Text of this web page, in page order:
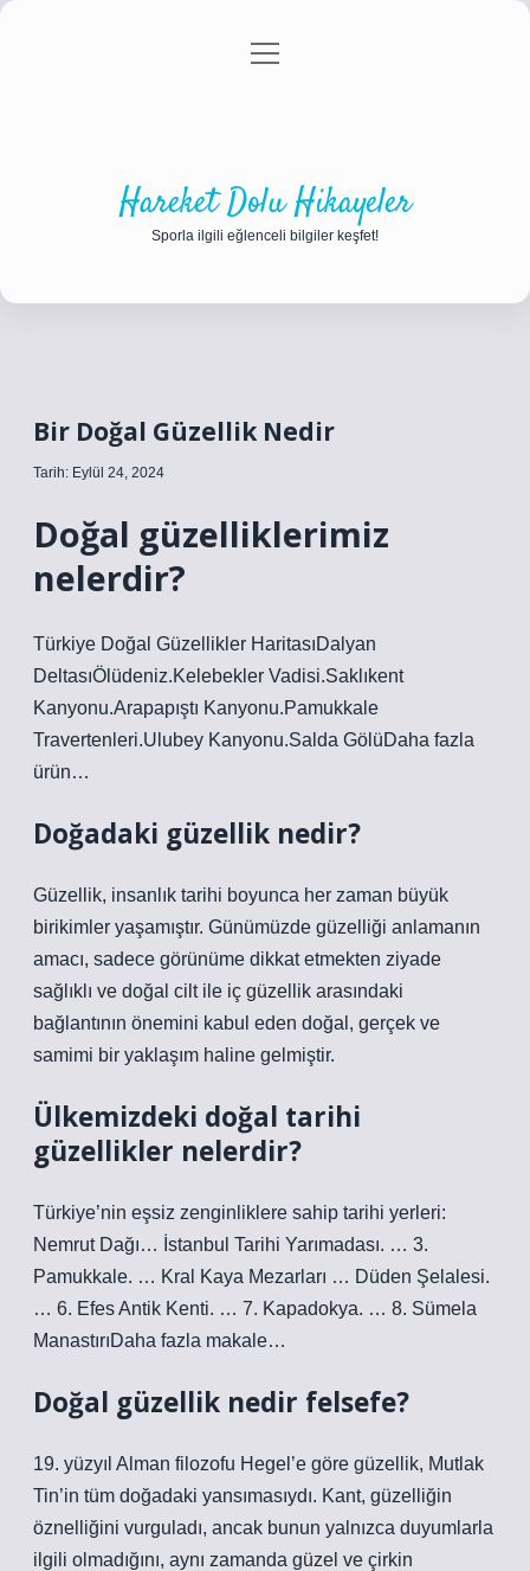
Gizlilik Politikası
menüyü
Hareket Dolu Hikayeler
Sporla ilgili eğlenceli bilgiler keşfet!
Bir Doğal Güzellik Nedir
Tarih: Eylül 24, 2024
Doğal güzelliklerimiz
nelerdir?
Türkiye Doğal Güzellikler HaritasıDalyan
DeltasıÖlüdeniz.Kelebekler Vadisi.Saklıkent
Kanyonu.Arapapıştı Kanyonu.Pamukkale
Travertenleri.Ulubey Kanyonu.Salda GölüDaha fazla
ürün…
Doğadaki güzellik nedir?
Güzellik, insanlık tarihi boyunca her zaman büyük
birikimler yaşamıştır. Günümüzde güzelliği anlamanın
amacı, sadece görünüme dikkat etmekten ziyade
sağlıklı ve doğal cilt ile iç güzellik arasındaki
bağlantının önemini kabul eden doğal, gerçek ve
samimi bir yaklaşım haline gelmiştir.
Ülkemizdeki doğal tarihi
güzellikler nelerdir?
Türkiye’nin eşsiz zenginliklere sahip tarihi yerleri:
Nemrut Dağı… İstanbul Tarihi Yarımadası. … 3.
Pamukkale. … Kral Kaya Mezarları … Düden Şelalesi.
… 6. Efes Antik Kenti. … 7. Kapadokya. … 8. Sümela
ManastırıDaha fazla makale…
Doğal güzellik nedir felsefe?
19. yüzyıl Alman filozofu Hegel’e göre güzellik, Mutlak
Tin’in tüm doğadaki yansımasıydı. Kant, güzelliğin
öznelliğini vurguladı, ancak bunun yalnızca duyumlarla
ilgili olmadığını, aynı zamanda güzel ve çirkin